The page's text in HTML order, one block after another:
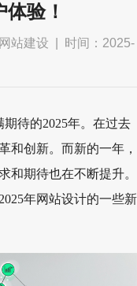
验！
站建设 | ‌时间：2025-
待的2025年。在过去
和创新。而新的一年，
和期待也在不断提升。
年网站设计的一些新